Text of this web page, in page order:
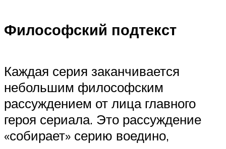
Философский подтекст
Каждая серия заканчивается
небольшим философским
рассуждением от лица главного
героя сериала. Это рассуждение
«собирает» серию воедино,